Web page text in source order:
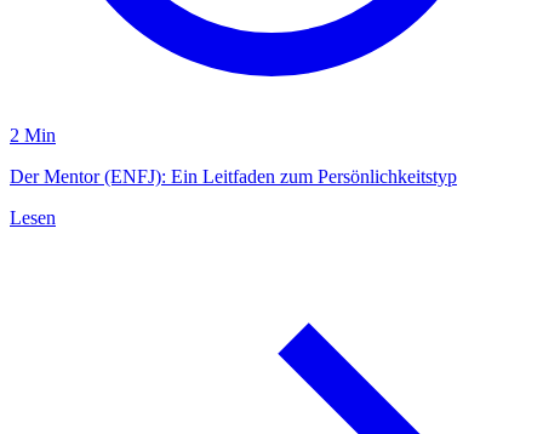
2 Min
Der Mentor (ENFJ): Ein Leitfaden zum Persönlichkeitstyp
Lesen